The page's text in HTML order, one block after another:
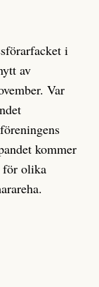
i
av
Var
kommer
för olika